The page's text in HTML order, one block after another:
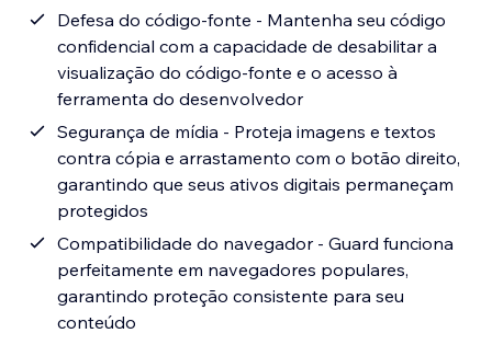
Defesa do código-fonte - Mantenha seu código
confidencial com a capacidade de desabilitar a
visualização do código-fonte e o acesso à
ferramenta do desenvolvedor
Segurança de mídia - Proteja imagens e textos
contra cópia e arrastamento com o botão direito,
garantindo que seus ativos digitais permaneçam
protegidos
Compatibilidade do navegador - Guard funciona
perfeitamente em navegadores populares,
garantindo proteção consistente para seu
conteúdo